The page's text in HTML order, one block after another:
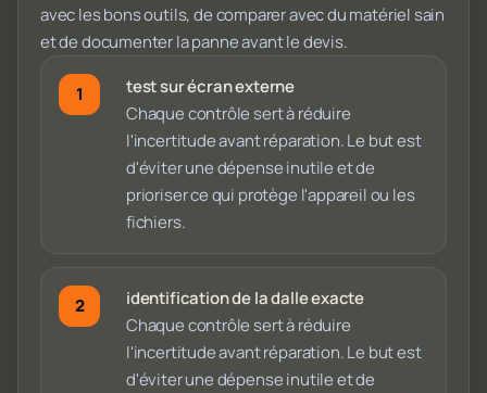
avec les bons outils, de comparer avec du matériel sain
et de documenter la panne avant le devis.
test sur écran externe
Chaque contrôle sert à réduire
l'incertitude avant réparation. Le but est
d'éviter une dépense inutile et de
prioriser ce qui protège l'appareil ou les
fichiers.
identification de la dalle exacte
Chaque contrôle sert à réduire
l'incertitude avant réparation. Le but est
d'éviter une dépense inutile et de